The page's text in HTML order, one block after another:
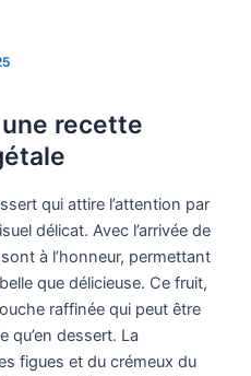
recette
qui attire l’attention par
délicat. Avec l’arrivée de
à l’honneur, permettant
que délicieuse. Ce fruit,
raffinée qui peut être
qu’en dessert. La
figues et du crémeux du